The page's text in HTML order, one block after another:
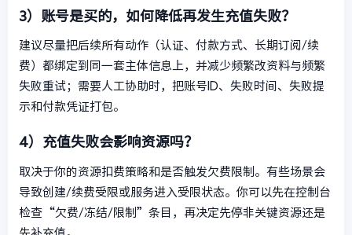
3）账号是买的，如何降低再发生充值失败？
建议尽量把后续所有动作（认证、付款方式、长期订阅/续
费）都绑定到同一套主体信息上，并减少频繁改资料与频繁
失败重试；需要人工协助时，把账号ID、失败时间、失败提
示和付款凭证打包。
4）充值失败会影响资源吗？
取决于你的资源扣费策略和是否触发欠费限制。有些场景会
导致创建/续费受限或服务进入受限状态。你可以先在控制台
检查“欠费/冻结/限制”条目，再决定先停非关键资源还是